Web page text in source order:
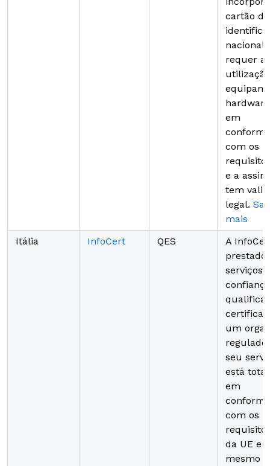
cartão de
nacional,
requer a
em
com os
e a
tem
legal.
mais
Itália
InfoCert QES
A
serviços
confiança
um
seu
está
em
com os
da UE e
mesmo